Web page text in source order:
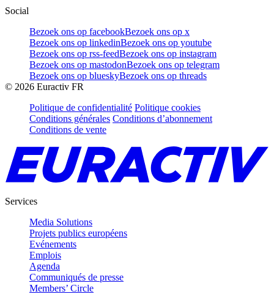
Social
Bezoek ons op facebookBezoek ons op x
Bezoek ons op linkedinBezoek ons op youtube
Bezoek ons op rss-feedBezoek ons op instagram
Bezoek ons op mastodonBezoek ons op telegram
Bezoek ons op blueskyBezoek ons op threads
© 2026 Euractiv FR
Politique de confidentialité Politique cookies
Conditions générales Conditions d’abonnement
Conditions de vente
Services
Media Solutions
Projets publics européens
Evénements
Emplois
Agenda
Communiqués de presse
Members’ Circle